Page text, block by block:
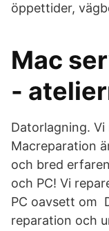
öppettider,
Mac
-
Datorlagning.
Macreparation
och bred
och PC! Vi
PC oavsett om
reparation och